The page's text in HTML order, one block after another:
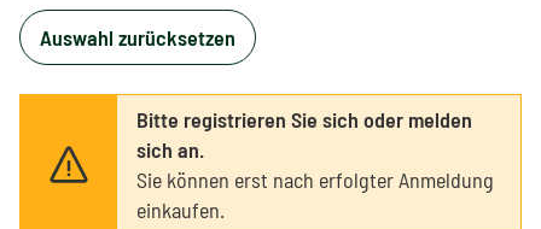
Auswahl zurücksetzen
Bitte registrieren Sie sich oder melden
sich an.
Sie können erst nach erfolgter Anmeldung
einkaufen.